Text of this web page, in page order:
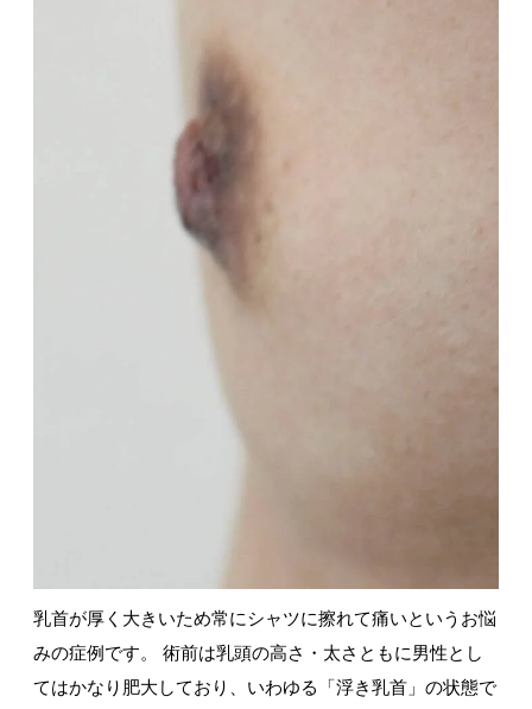
乳首が厚く大きいため常にシャツに擦れて痛いというお悩
みの症例です。 術前は乳頭の高さ・太さともに男性とし
てはかなり肥大しており、いわゆる「浮き乳首」の状態で